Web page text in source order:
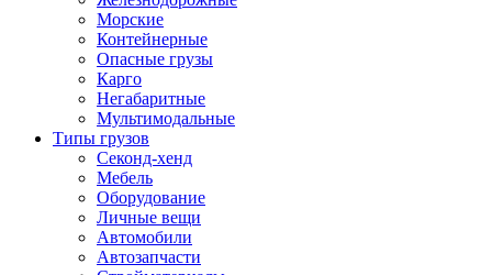
Морские
Контейнерные
Опасные грузы
Карго
Негабаритные
Мультимодальные
Типы грузов
Секонд-хенд
Мебель
Оборудование
Личные вещи
Автомобили
Автозапчасти